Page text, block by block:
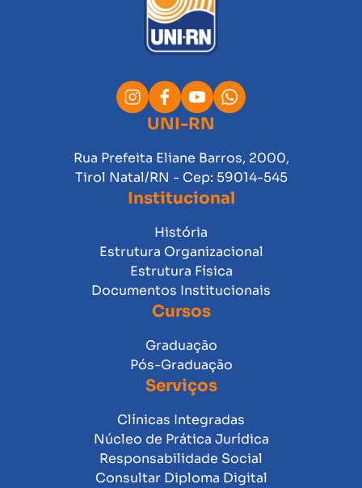
UNI-RN
Rua Prefeita Eliane Barros, 2000,
Tirol Natal/RN - Cep: 59014-545
Institucional
História
Estrutura Organizacional
Estrutura Física
Documentos Institucionais
Cursos
Graduação
Pós-Graduação
Serviços
Clínicas Integradas
Núcleo de Prática Jurídica
Responsabilidade Social
Consultar Diploma Digital